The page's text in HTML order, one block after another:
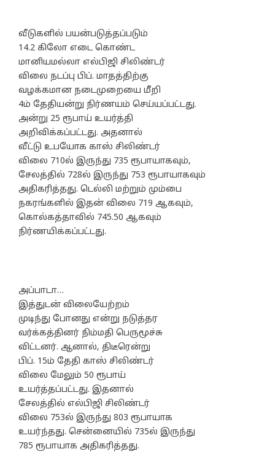
வீடுகளில் பயன்படுத்தப்படும்
14.2 கிலோ எடை கொண்ட
மானியமல்லா எல்பிஜி சிலிண்டர்
விலை நடப்பு பிப். மாதத்திற்கு
வழக்கமான நடைமுறையை மீறி
4ம் தேதியன்று நிர்ணயம் செய்யப்பட்டது.
அன்று 25 ரூபாய் உயர்த்தி
அறிவிக்கப்பட்டது. அதனால்
வீட்டு உபயோக காஸ் சிலிண்டர்
விலை 710ல் இருந்து 735 ரூபாயாகவும்,
சேலத்தில் 728ல் இருந்து 753 ரூபாயாகவும்
அதிகரித்தது. டெல்லி மற்றும் மும்பை
நகரங்களில் இதன் விலை 719 ஆகவும்,
கொல்கத்தாவில் 745.50 ஆகவும்
நிர்ணயிக்கப்பட்டது.
அப்பாடா…
இத்துடன் விலையேற்றம்
முடிந்து போனது என்று நடுத்தர
வர்க்கத்தினர் நிம்மதி பெருமூச்சு
விட்டனர். ஆனால், திடீரென்று
பிப். 15ம் தேதி காஸ் சிலிண்டர்
விலை மேலும் 50 ரூபாய்
உயர்த்தப்பட்டது. இதனால்
சேலத்தில் எல்பிஜி சிலிண்டர்
விலை 753ல் இருந்து 803 ரூபாயாக
உயர்ந்தது. சென்னையில் 735ல் இருந்து
785 ரூபாயாக அதிகரித்தது.